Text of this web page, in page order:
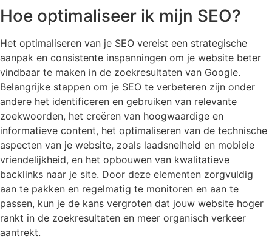
Hoe optimaliseer ik mijn SEO?
Het optimaliseren van je SEO vereist een strategische
aanpak en consistente inspanningen om je website beter
vindbaar te maken in de zoekresultaten van Google.
Belangrijke stappen om je SEO te verbeteren zijn onder
andere het identificeren en gebruiken van relevante
zoekwoorden, het creëren van hoogwaardige en
informatieve content, het optimaliseren van de technische
aspecten van je website, zoals laadsnelheid en mobiele
vriendelijkheid, en het opbouwen van kwalitatieve
backlinks naar je site. Door deze elementen zorgvuldig
aan te pakken en regelmatig te monitoren en aan te
passen, kun je de kans vergroten dat jouw website hoger
rankt in de zoekresultaten en meer organisch verkeer
aantrekt.